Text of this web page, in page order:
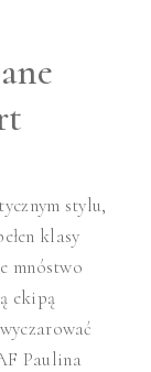
stylu,
klasy
mnóstwo
ekipą
Paulina